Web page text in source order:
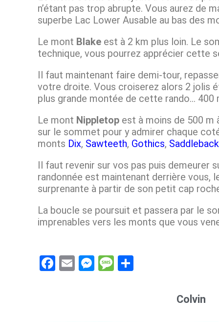
n’étant pas trop abrupte. Vous aurez de
superbe Lac Lower Ausable au bas des
Le mont Blake est à 2 km plus loin. Le
technique, vous pourrez apprécier cette
Il faut maintenant faire demi-tour,
votre droite. Vous croiserez alors 2 jolis
plus grande montée de cette rando… 400
Le mont Nippletop est à moins de 500 m
sur le sommet pour y admirer chaque
monts Dix, Sawteeth, Gothics, Saddleback
Il faut revenir sur vos pas puis demeurer
randonnée est maintenant derrière vous,
surprenante à partir de son petit cap
La boucle se poursuit et passera par le
imprenables vers les monts que vous
F
E
M M
Colvin